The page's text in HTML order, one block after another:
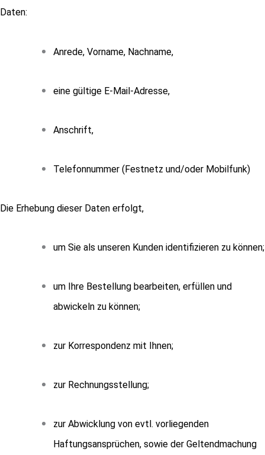
Daten:
Anrede, Vorname, Nachname,
eine gültige E-Mail-Adresse,
Anschrift,
Telefonnummer (Festnetz und/oder Mobilfunk)
Die Erhebung dieser Daten erfolgt,
um Sie als unseren Kunden identifizieren zu können;
um Ihre Bestellung bearbeiten, erfüllen und
abwickeln zu können;
zur Korrespondenz mit Ihnen;
zur Rechnungsstellung;
zur Abwicklung von evtl. vorliegenden
Haftungsansprüchen, sowie der Geltendmachung